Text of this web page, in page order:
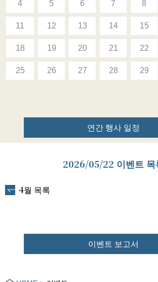
4 5 6 7 8
11 12 13 14 15
18 19 20 21 22
25 26 27 28 29
연간 행사 일정
2026/05/22 이벤트 목
4월 목록
이벤트 보고서